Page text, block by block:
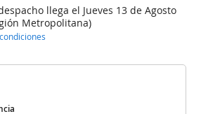
llega el Jueves 13 de Agosto
Metropolitana)